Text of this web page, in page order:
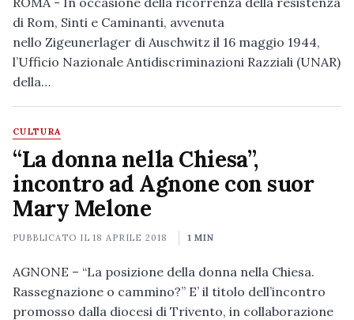
di Rom, Sinti e Caminanti, avvenuta
nello Zigeunerlager di Auschwitz il 16 maggio 1944,
l’Ufficio Nazionale Antidiscriminazioni Razziali (UNAR)
della…
CULTURA
“La donna nella Chiesa”,
incontro ad Agnone con suor
Mary Melone
PUBBLICATO IL18 APRILE 2018 1 MIN
AGNONE – “La posizione della donna nella Chiesa.
Rassegnazione o cammino?” E’ il titolo dell’incontro
promosso dalla diocesi di Trivento, in collaborazione